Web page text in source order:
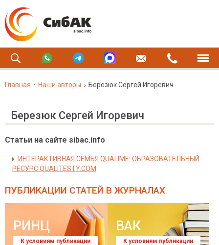
Главная Наши авторы Березюк Сергей Игоревич
Березюк Сергей Игоревич
Статьи на сайте sibac.info
ИНТЕРАКТИВНАЯ СЕМЬЯ QUALIME: ОБРАЗОВАТЕЛЬНЫЙ
РЕСУРС QUALITESTY.COM
ПУБЛИКАЦИИ СТАТЕЙ В ЖУРНАЛАХ
РИНЦ
К условиям публикации
ВАК
К условиям публикации